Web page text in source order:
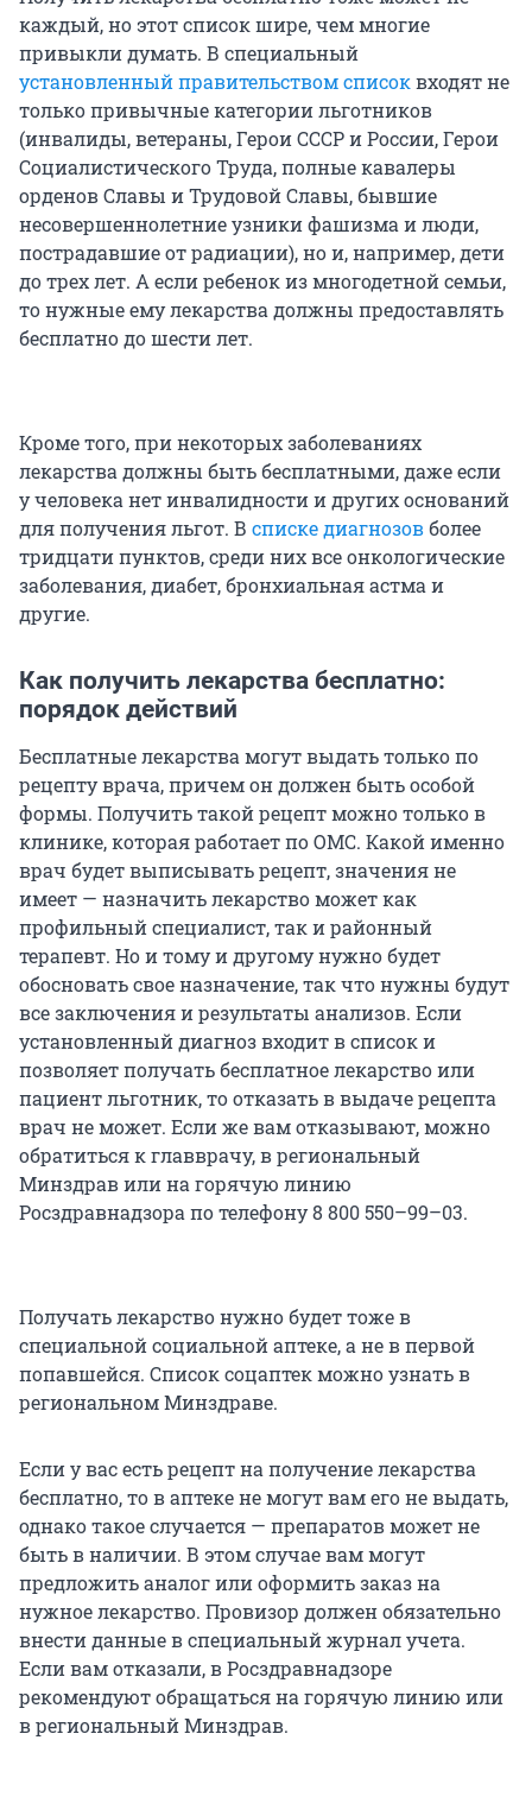
каждый, но этот список шире, чем многие
привыкли думать. В специальный
установленный правительством списоквходят не
только привычные категории льготников
(инвалиды, ветераны, Герои СССР и России, Герои
Социалистического Труда, полные кавалеры
орденов Славы и Трудовой Славы, бывшие
несовершеннолетние узники фашизма и люди,
пострадавшие от радиации), но и, например, дети
до трех лет. А если ребенок из многодетной семьи,
то нужные ему лекарства должны предоставлять
бесплатно до шести лет.
Кроме того, при некоторых заболеваниях
лекарства должны быть бесплатными, даже если
у человека нет инвалидности и других оснований
для получения льгот. В списке диагнозовболее
тридцати пунктов, среди них все онкологические
заболевания, диабет, бронхиальная астма и
другие.
Как получить лекарства бесплатно:
порядок действий
Бесплатные лекарства могут выдать только по
рецепту врача, причем он должен быть особой
формы. Получить такой рецепт можно только в
клинике, которая работает по ОМС. Какой именно
врач будет выписывать рецепт, значения не
имеет — назначить лекарство может как
профильный специалист, так и районный
терапевт. Но и тому и другому нужно будет
обосновать свое назначение, так что нужны будут
все заключения и результаты анализов. Если
установленный диагноз входит в список и
позволяет получать бесплатное лекарство или
пациент льготник, то отказать в выдаче рецепта
врач не может. Если же вам отказывают, можно
обратиться к главврачу, в региональный
Минздрав или на горячую линию
Росздравнадзора по телефону 8 800 550–99–03.
Получать лекарство нужно будет тоже в
специальной социальной аптеке, а не в первой
попавшейся. Список соцаптек можно узнать в
региональном Минздраве.
Если у вас есть рецепт на получение лекарства
бесплатно, то в аптеке не могут вам его не выдать,
однако такое случается — препаратов может не
быть в наличии. В этом случае вам могут
предложить аналог или оформить заказ на
нужное лекарство. Провизор должен обязательно
внести данные в специальный журнал учета.
Если вам отказали, в Росздравнадзоре
рекомендуют обращаться на горячую линию или
в региональный Минздрав.